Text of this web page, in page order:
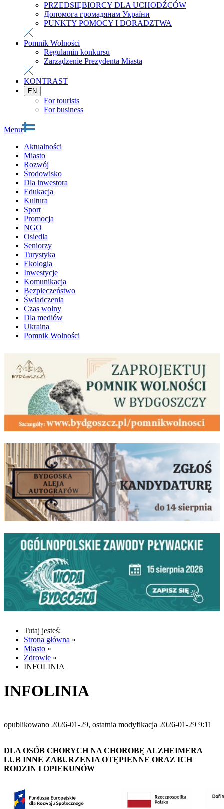
PRZEDSIĘBIORCY DLA UCHODŹCÓW
Допомога громадянам України
PUNKTY POMOCY I DORADZTWA
Pomnik Wolności
Regulamin konkursu
Zarządzenie Prezydenta Miasta
KONTRAST
EN
For tourists
For business
Menu
Aktualności
Miasto
Rozwój
Środowisko
Dla inwestora
Edukacja
Kultura
Sport
Promocja
NGO
Osiedla
Seniorzy
Turystyka
Ekologia
Inwestycje
Komunikacja
Bezpieczeństwo
Świadczenia
Czas wolny
Dla mediów
Ukraina
Pomnik Wolności
Tutaj jesteś:
Strona główna »
Miasto »
Zdrowie »
INFOLINIA
INFOLINIA
opublikowano 2026-01-29, ostatnia modyfikacja 2026-01-29 9:11
DLA OSÓB CHORYCH NA CHOROBĘ ALZHEIMERA
LUB INNE ZABURZENIA OTĘPIENNE ORAZ ICH
RODZIN I OPIEKUNÓW